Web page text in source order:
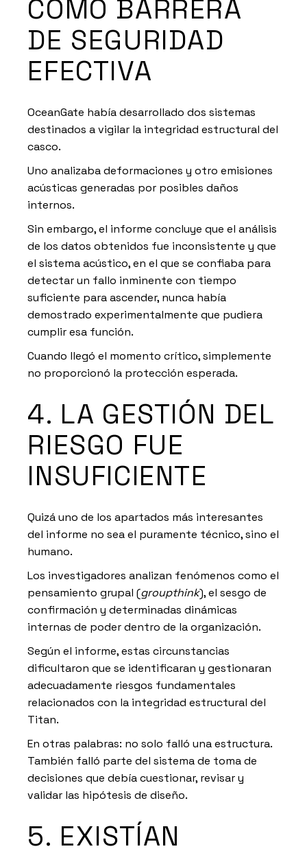
COMO BARRERA
DE SEGURIDAD
EFECTIVA
OceanGate había desarrollado dos sistemas
destinados a vigilar la integridad estructural del
casco.
Uno analizaba deformaciones y otro emisiones
acústicas generadas por posibles daños
internos.
Sin embargo, el informe concluye que el análisis
de los datos obtenidos fue inconsistente y que
el sistema acústico, en el que se confiaba para
detectar un fallo inminente con tiempo
suficiente para ascender, nunca había
demostrado experimentalmente que pudiera
cumplir esa función.
Cuando llegó el momento crítico, simplemente
no proporcionó la protección esperada.
4. LA GESTIÓN DEL
RIESGO FUE
INSUFICIENTE
Quizá uno de los apartados más interesantes
del informe no sea el puramente técnico, sino el
humano.
Los investigadores analizan fenómenos como el
pensamiento grupal (groupthink), el sesgo de
confirmación y determinadas dinámicas
internas de poder dentro de la organización.
Según el informe, estas circunstancias
dificultaron que se identificaran y gestionaran
adecuadamente riesgos fundamentales
relacionados con la integridad estructural del
Titan.
En otras palabras: no solo falló una estructura.
También falló parte del sistema de toma de
decisiones que debía cuestionar, revisar y
validar las hipótesis de diseño.
5. EXISTÍAN